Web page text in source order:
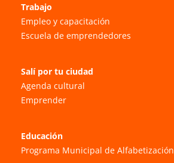
Trabajo
Empleo y capacitación
Escuela de emprendedores
Salí por tu ciudad
Agenda cultural
Emprender
Educación
Programa Municipal de Alfabetización